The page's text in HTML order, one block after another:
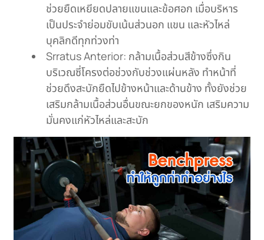
ช่วยยืดเหยียดปลายแขนและข้อศอก เมื่อบริหาร
เป็นประจำย่อมขับเน้นส่วนอก แขน และหัวไหล่
บุคลิกดีทุกท่วงท่า
Srratus Anterior: กล้ามเนื้อส่วนสีข้างซึ่งกิน
บริเวณซี่โครงต่อช่วงกับช่วงแผ่นหลัง ทำหน้าที่
ช่วยดึงสะบักยืดไปข้างหน้าและด้านข้าง ทั้งยังช่วย
เสริมกล้ามเนื้อส่วนอื่นขณะยกของหนัก เสริมความ
มั่นคงแก่หัวไหล่และสะบัก